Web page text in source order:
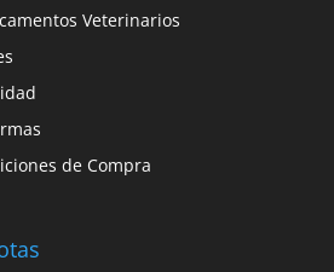
Veterinarios
de Compra